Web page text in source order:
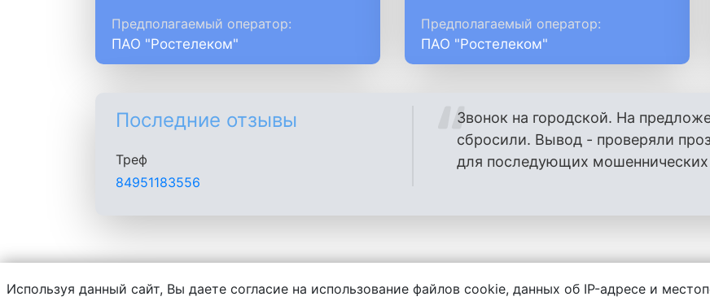
Предполагаемый оператор:
ПАО "Ростелеком"
Предполагаемый оператор:
ПАО "Ростелеком"
Последние отзывы
Треф
84951183556
Звонок на городской. На
сбросили. Вывод - проверяли
для последующих
Администрация сайта не несет ответственности за содержание комментариев, любой
Используя данный сайт, Вы даете согласие на использование файлов cookie, данных об IP-адресе и